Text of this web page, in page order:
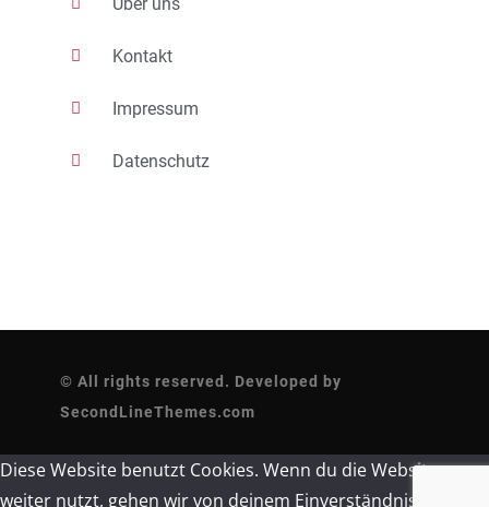
Kontakt
Impressum
Datenschutz
© All rights reserved. Developed by
SecondLineThemes.com
Diese Website benutzt Cookies. Wenn du die Website
weiter nutzt, gehen wir von deinem Einverständnis aus.